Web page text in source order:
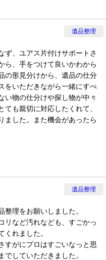
遺品整理
ず、ユアス片付けサポートさ
ら、手をつけて良いかわから
の形見分けから、遺品の仕分
をいただきながら一緒にすべ
い物の仕分けや探し物が中々
ても親切に対応したくれて、
ました。また機会があったら
遺品整理
理をお願いしました。
リなど汚れなども、すごかっ
くれました。
すがにプロはすごいなっと思
していただきました。